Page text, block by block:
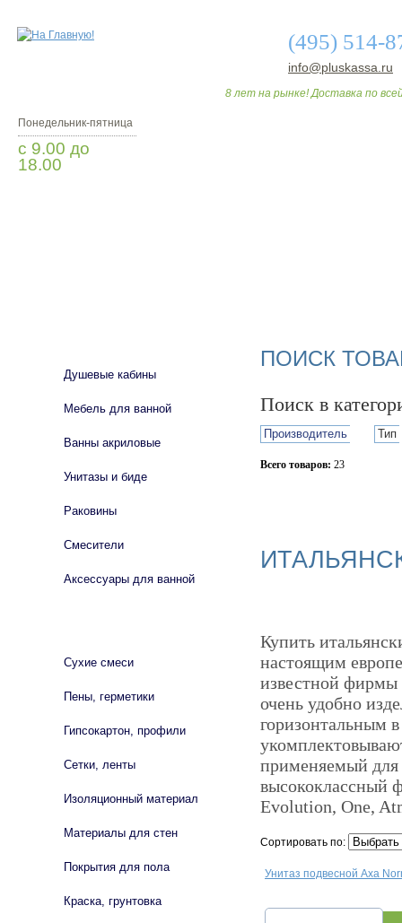
(495) 514-
info@pluskassa.ru
8 лет на рынке! Доставка по
Понедельник-пятница
с 9.00 до
18.00
ПОИСК
Поиск в
Производитель Тип
Всего товаров: 23
Купить
настоящим
известной фирмы
очень удобно
горизонтальным
применяемый для
высококлассный
Evolution, One,
Сортировать по:
Унитаз подвесной Axa
Душевые кабины
Мебель для ванной
Ванны акриловые
Унитазы и биде
Раковины
Смесители
Аксессуары для ванной
Сухие смеси
Пены, герметики
Гипсокартон, профили
Сетки, ленты
Изоляционный материал
Материалы для стен
Покрытия для пола
Краска, грунтовка